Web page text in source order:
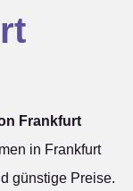
Frankfurt
in Frankfurt
günstige Preise.